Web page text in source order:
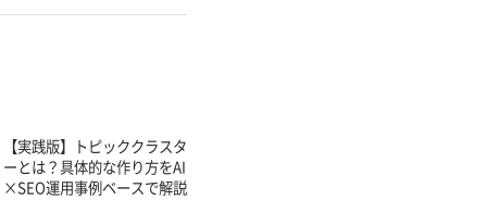
【実践版】トピッククラスタ
ーとは？具体的な作り方をAI
×SEO運用事例ベースで解説